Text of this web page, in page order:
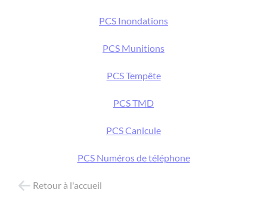
PCS Inondations
PCS Munitions
PCS Tempête
PCS TMD
PCS Canicule
PCS Numéros de téléphone
Retour à l'accueil